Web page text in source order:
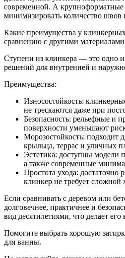
современной. А крупноформатные
минимизировать количество швов
Какие преимущества у
сравнению с другими
Ступени из клинкера — это одно
решений для внутренней и
Преимущества:
Износостойкость:
не трескаются даже при
Безопасность: рельефные и
поверхности уменьшают
Морозостойкость: подходит
крыльца, террас и уличных
Эстетика: доступны модели
а также современные
Простота ухода: достаточно
клинкер не требует сложной
Если сравнивать с деревом или
долговечнее, практичнее и
вид десятилетиями, что делает
Помогите выбрать хорошую
для ванны.